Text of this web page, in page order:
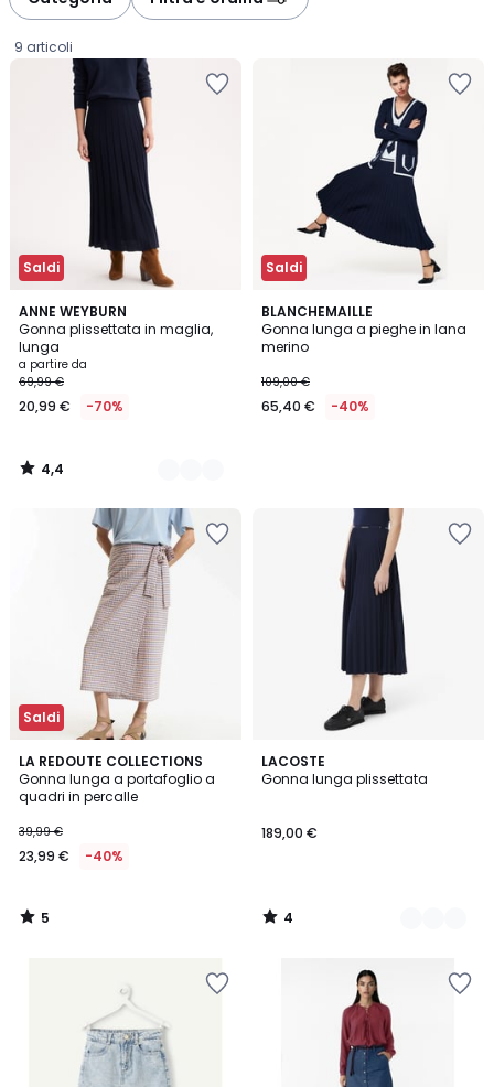
9 articoli
Saldi
ANNE WEYBURN
Gonna plissettata in maglia,
lunga
Prezzo
a
partire
20,99
€
applicato.
a partire da
69,99 €
20,99 € -70%
4,4
/ 5
2
Colori
4,4
/
Saldi
BLANCHEMAILLE
Gonna lunga a pieghe in lana
merino
109,00 €
65,40 € -40%
Saldi
LA REDOUTE COLLECTIONS
Gonna lunga a portafoglio a
quadri in percalle
39,99 €
23,99 € -40%
5
/
5
5
/
LACOSTE
Gonna lunga plissettata
189,00 €
4
/
2
Colori
4
/